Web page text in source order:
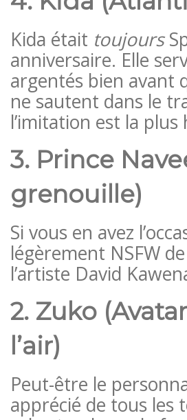
Kida était toujours
anniversaire. Elle
argentés bien avant
ne sautent dans le
l’imitation est la
3. Prince
grenouille)
Si vous en avez
légèrement NSFW
l’artiste David
2. Zuko
l’air)
Peut-être le
apprécié de tous les